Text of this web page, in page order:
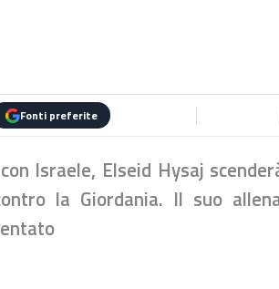
Fonti preferite
Israele, Elseid Hysaj
la Giordania. Il suo